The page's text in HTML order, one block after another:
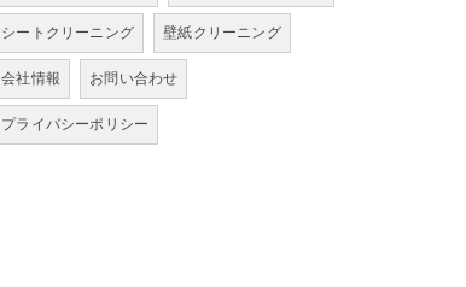
シートクリーニング
壁紙クリーニング
会社情報
お問い合わせ
プライバシーポリシー